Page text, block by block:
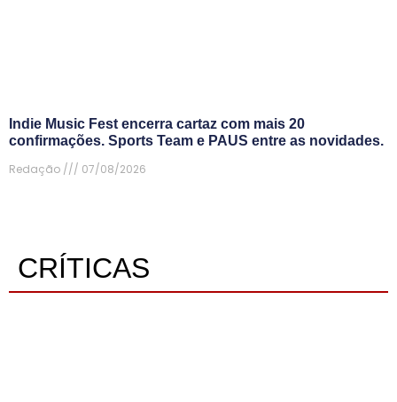
Indie Music Fest encerra cartaz com mais 20
confirmações. Sports Team e PAUS entre as novidades.
Redação
07/08/2026
CRÍTICAS